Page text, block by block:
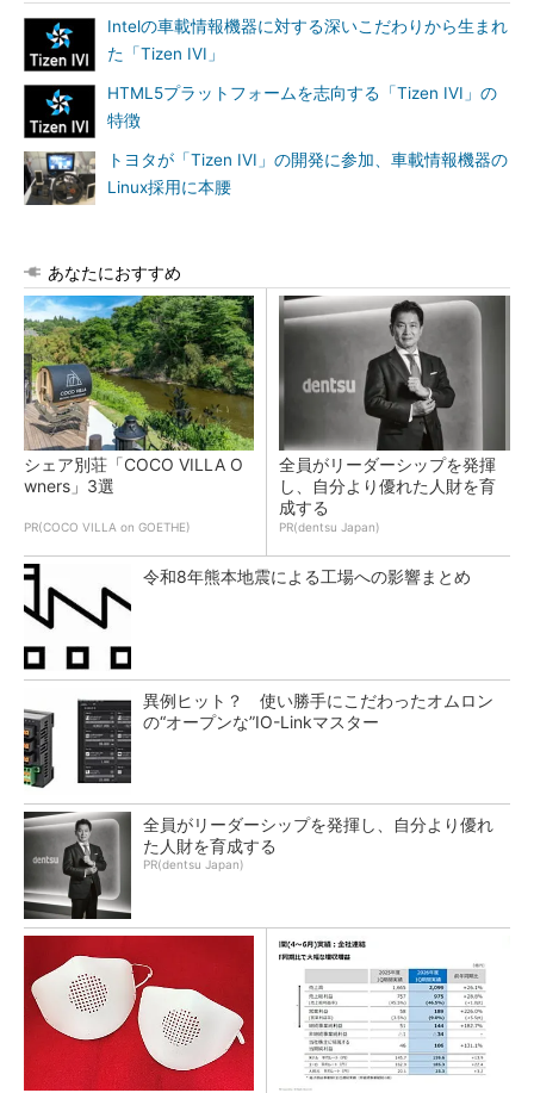
Intelの車載情報機器に対する深いこだわりから生まれ
た「Tizen IVI」
HTML5プラットフォームを志向する「Tizen IVI」の
特徴
トヨタが「Tizen IVI」の開発に参加、車載情報機器の
Linux採用に本腰
あなたにおすすめ
シェア別荘「COCO VILLA O
wners」3選
PR(COCO VILLA on GOETHE)
全員がリーダーシップを発揮
し、自分より優れた人財を育
成する
PR(dentsu Japan)
令和8年熊本地震による工場への影響まとめ
異例ヒット？ 使い勝手にこだわったオムロン
の“オープンな”IO-Linkマスター
全員がリーダーシップを発揮し、自分より優れ
た人財を育成する
PR(dentsu Japan)